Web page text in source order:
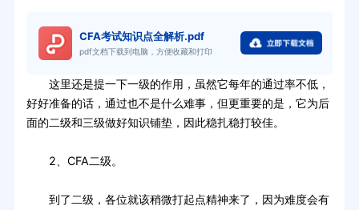
CFA考试知识点全解析.pdf
pdf文档下载到电脑，方便收藏和打印
这里还是提一下一级的作用，虽然它每年的通过率不低，
好好准备的话，通过也不是什么难事，但更重要的是，它为后
面的二级和三级做好知识铺垫，因此稳扎稳打较佳。
2、CFA二级。
到了二级，各位就该稍微打起点精神来了，因为难度会有